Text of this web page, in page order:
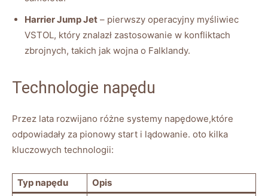
Harrier Jump Jet – pierwszy operacyjny myśliwiec
VSTOL, który znalazł zastosowanie​ w konfliktach
zbrojnych, takich jak‌ wojna o Falklandy.
Technologie napędu
Przez lata rozwijano różne systemy napędowe,które
odpowiadały ‍za pionowy ⁤start i lądowanie. oto kilka
‌kluczowych technologii:
Typ napędu Opis